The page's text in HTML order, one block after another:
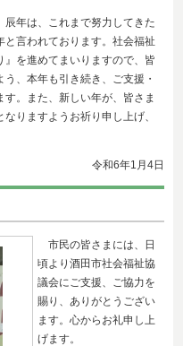
年は、これまで努力してきた
言われております。社会福祉
を進めてまいりますので、皆
、本年も引き続き、ご支援・
。また、新しい年が、皆さま
りますようお祈り申し上げ、
令和6年1 月4日
市民の皆さまには、日
頃より酒田市社会福祉協
議会にご支援、ご協力を
賜り、ありがとうござい
ます。心からお礼申し上
げます。